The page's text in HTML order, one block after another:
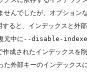
せんでしたが、オプション
と、インデックスと外部
復元中に--disable-
作成されたインデックスを
た外部キーのインデックス